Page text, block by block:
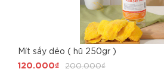
Mít sấy dẻo ( hũ 250gr )
120.000₫
200.000₫